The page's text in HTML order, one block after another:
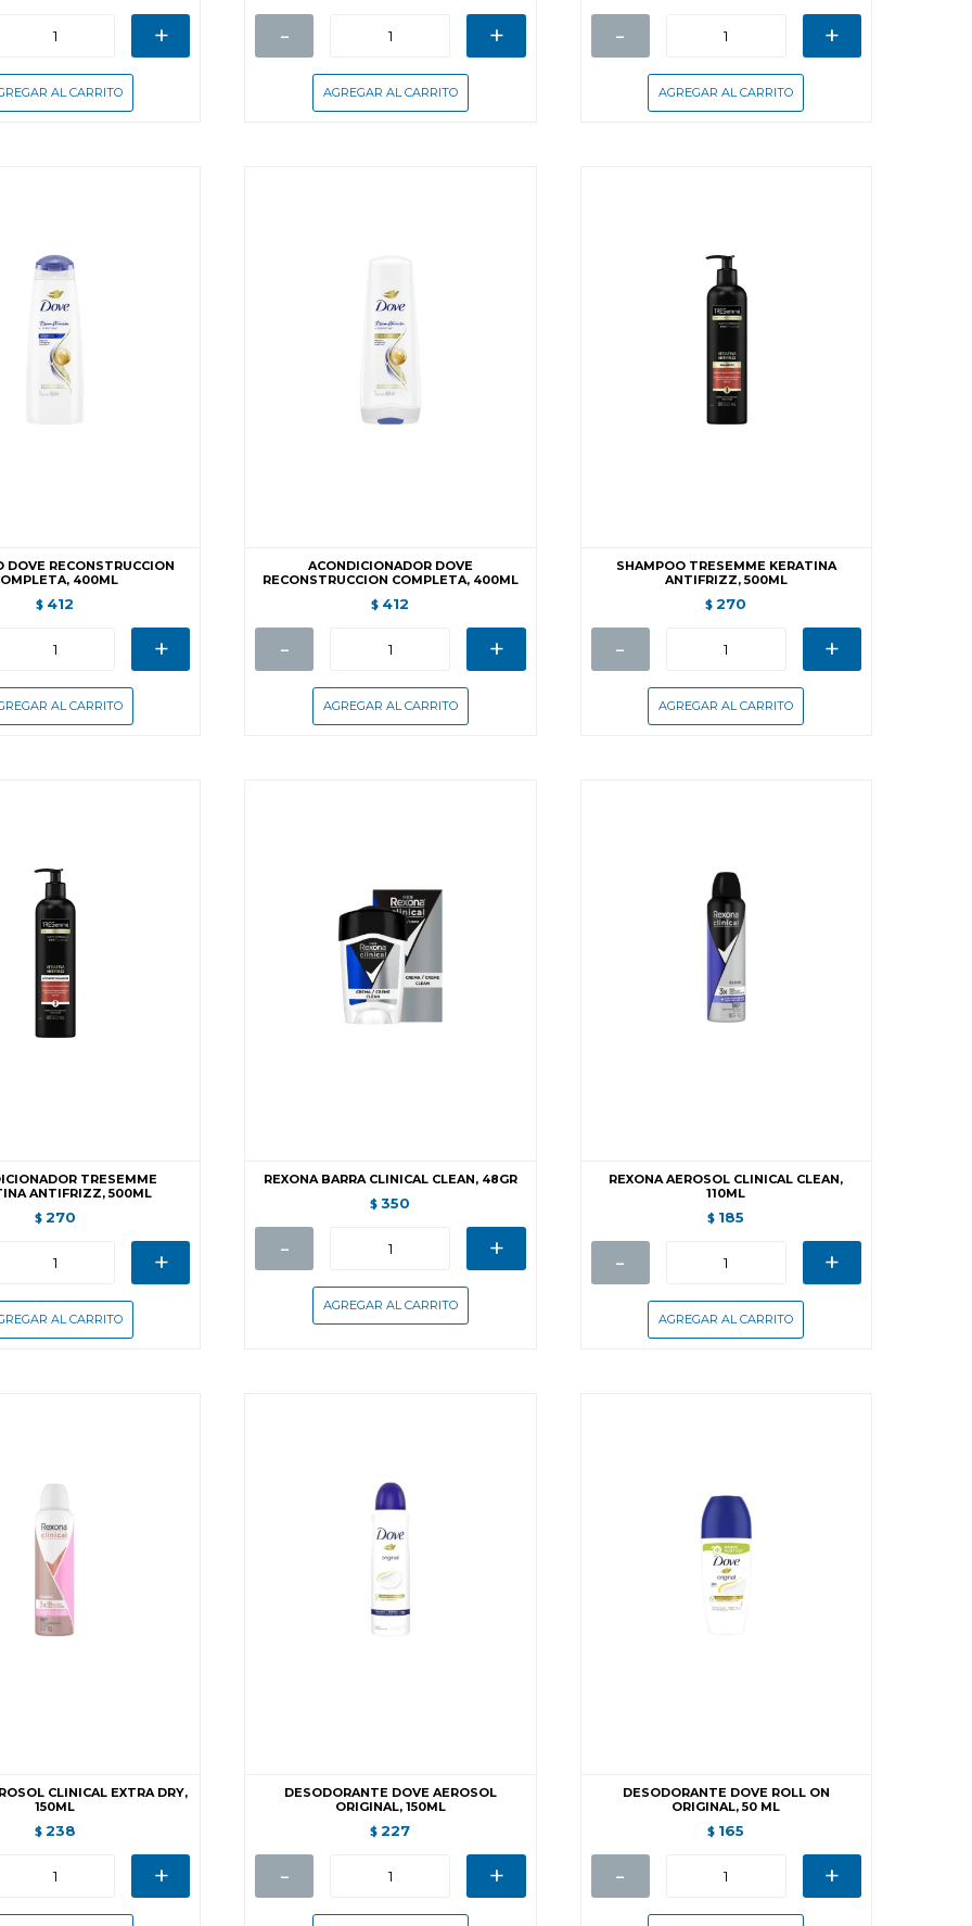
+ - + - +
DOVE RECONSTRUCCION
400ML
$ 412
+
ACONDICIONADOR DOVE
RECONSTRUCCION COMPLETA, 400ML
$ 412
- +
SHAMPOO TRESEMME KERATINA
ANTIFRIZZ, 500ML
$ 270
- +
TRESEMME
ANTIFRIZZ, 500ML
$ 270
+
REXONA BARRA CLINICAL CLEAN, 48GR
$ 350
- +
REXONA AEROSOL CLINICAL CLEAN,
110ML
$ 185
- +
CLINICAL EXTRA DRY,
150ML
$ 238
+
DESODORANTE DOVE AEROSOL
ORIGINAL, 150ML
$ 227
- +
DESODORANTE DOVE ROLL ON
ORIGINAL, 50 ML
$ 165
- +